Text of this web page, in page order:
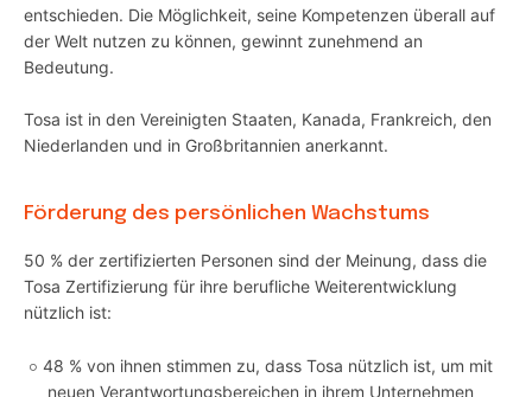
entschieden. Die Möglichkeit, seine Kompetenzen überall auf
der Welt nutzen zu können, gewinnt zunehmend an
Bedeutung.
Tosa ist in den Vereinigten Staaten, Kanada, Frankreich, den
Niederlanden und in Großbritannien anerkannt.
Förderung des persönlichen Wachstums
50 % der zertifizierten Personen sind der Meinung, dass die
Tosa Zertifizierung für ihre berufliche Weiterentwicklung
nützlich ist:
48 % von ihnen stimmen zu, dass Tosa nützlich ist, um mit
neuen Verantwortungsbereichen in ihrem Unternehmen